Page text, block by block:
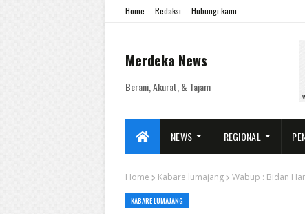
Home Redaksi Hubungi kami
Merdeka News
Berani, Akurat, & Tajam
NEWS REGIONAL
Home Kabare lumajang Wabup : Bidan
KABARE LUMAJANG